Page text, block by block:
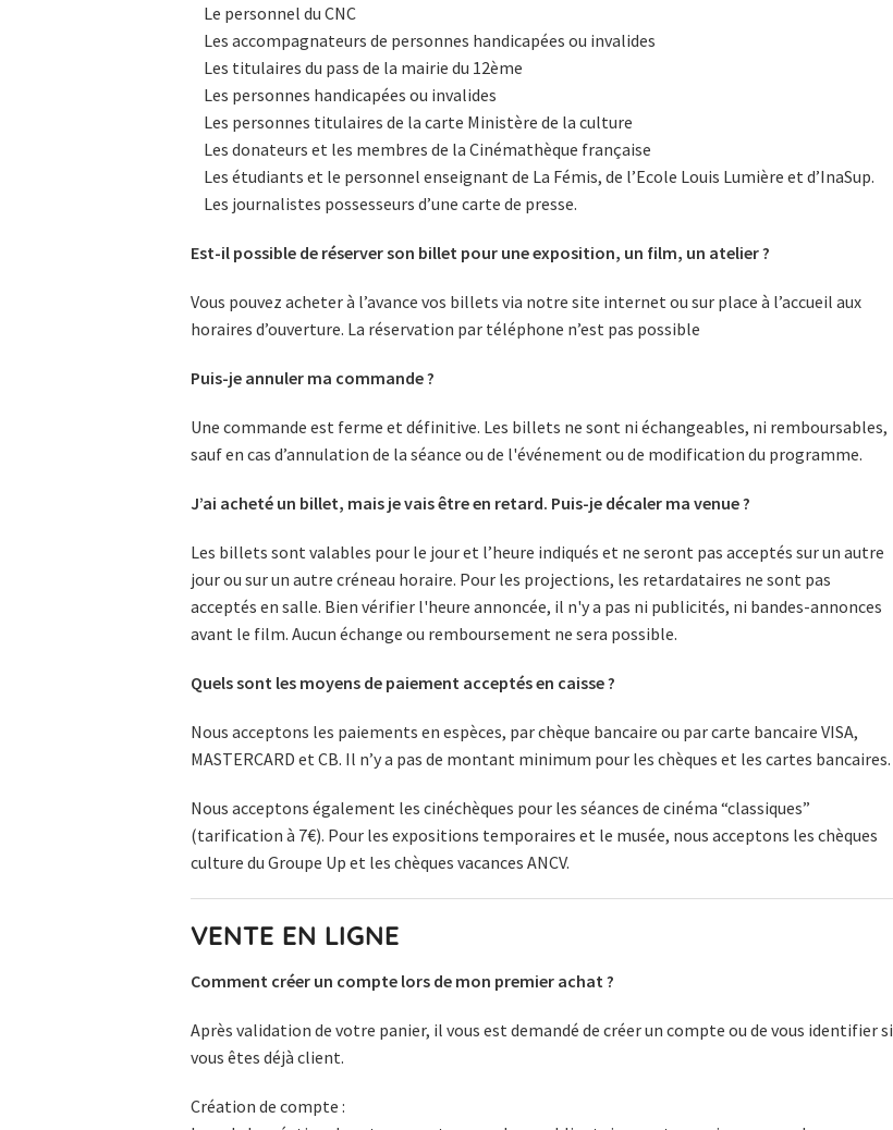
Le personnel du CNC
Les accompagnateurs de personnes handicapées ou invalides
Les titulaires du pass de la mairie du 12ème
Les personnes handicapées ou invalides
Les personnes titulaires de la carte Ministère de la culture
Les donateurs et les membres de la Cinémathèque française
Les étudiants et le personnel enseignant de La Fémis, de l’Ecole Louis Lumière et d’InaSup.
Les journalistes possesseurs d’une carte de presse.
Est-il possible de réserver son billet pour une exposition, un film, un atelier ?
Vous pouvez acheter à l’avance vos billets via notre site internet ou sur place à l’accueil aux
horaires d’ouverture. La réservation par téléphone n’est pas possible
Puis-je annuler ma commande ?
Une commande est ferme et définitive. Les billets ne sont ni échangeables, ni remboursables,
sauf en cas d’annulation de la séance ou de l'événement ou de modification du programme.
J’ai acheté un billet, mais je vais être en retard. Puis-je décaler ma venue ?
Les billets sont valables pour le jour et l’heure indiqués et ne seront pas acceptés sur un autre
jour ou sur un autre créneau horaire. Pour les projections, les retardataires ne sont pas
acceptés en salle. Bien vérifier l'heure annoncée, il n'y a pas ni publicités, ni bandes-annonces
avant le film. Aucun échange ou remboursement ne sera possible.
Quels sont les moyens de paiement acceptés en caisse ?
Nous acceptons les paiements en espèces, par chèque bancaire ou par carte bancaire VISA,
MASTERCARD et CB. Il n’y a pas de montant minimum pour les chèques et les cartes bancaires.
Nous acceptons également les cinéchèques pour les séances de cinéma “classiques”
(tarification à 7€). Pour les expositions temporaires et le musée, nous acceptons les chèques
culture du Groupe Up et les chèques vacances ANCV.
VENTE EN LIGNE
Comment créer un compte lors de mon premier achat ?
Après validation de votre panier, il vous est demandé de créer un compte ou de vous identifier si
vous êtes déjà client.
Création de compte :